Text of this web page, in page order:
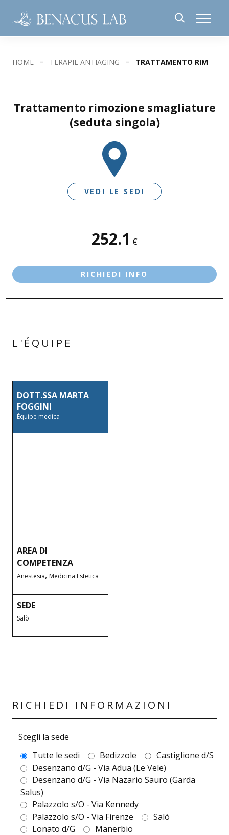
HOME TERAPIE ANTIAGING TRATTAMENTO
Trattamento rimozione smagliature
(seduta singola)
VEDI LE SEDI
SEDI DISPONIBILI252.1 €
RICHIEDI INFO
L'ÉQUIPE
DOTT.SSA MARTA
FOGGINI
Équipe medica
AREA DI
COMPETENZA
Anestesia, Medicina Estetica
SEDE
Salò
RICHIEDI INFORMAZIONI
Scegli la sede
Tutte le sedi
Bedizzole
Castiglione d/S
Desenzano d/G - Via Adua (Le Vele)
Desenzano d/G - Via Nazario Sauro (Garda
Salus)
Palazzolo s/O - Via Kennedy
Palazzolo s/O - Via Firenze
Salò
Lonato d/G
Manerbio